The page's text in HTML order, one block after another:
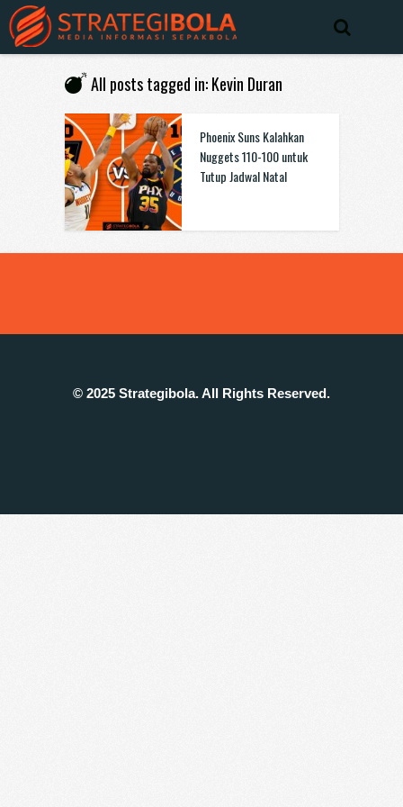
All posts tagged in: Kevin Duran
Phoenix Suns Kalahkan
Nuggets 110-100 untuk
Tutup Jadwal Natal
© 2025 Strategibola. All Rights Reserved.